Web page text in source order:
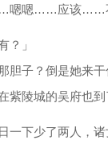
嗯……应该……
」
？倒是她来干
陵城的吴府也到
一下少了两人，